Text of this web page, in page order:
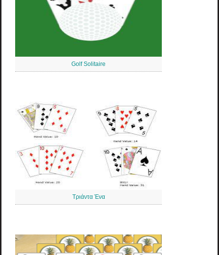
Golf Solitaire
Τριάντα Ένα